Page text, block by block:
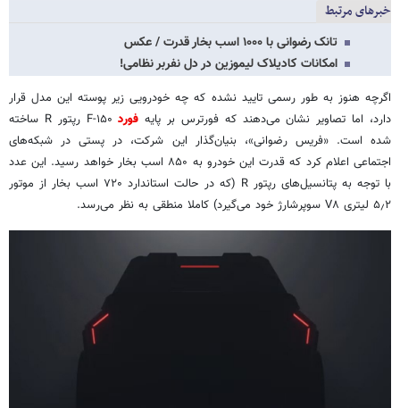
خبرهای مرتبط
تانک رضوانی با ۱۰۰۰ اسب بخار قدرت / عکس
امکانات کادیلاک لیموزین در دل نفربر نظامی!
اگرچه هنوز به طور رسمی تایید نشده که چه خودرویی زیر پوسته این مدل قرار
دارد، اما تصاویر نشان می‌دهند که فورترس بر پایه فورد
F-۱۵۰ رپتور R ساخته
شده است. «فریس رضوانی»، بنیان‌گذار این شرکت، در پستی در شبکه‌های
اجتماعی اعلام کرد که قدرت این خودرو به ۸۵۰ اسب بخار خواهد رسید. این عدد
با توجه به پتانسیل‌های رپتور R (که در حالت استاندارد ۷۲۰ اسب بخار از موتور
۵٫۲ لیتری V۸ سوپرشارژ خود می‌گیرد) کاملا منطقی به نظر می‌رسد.